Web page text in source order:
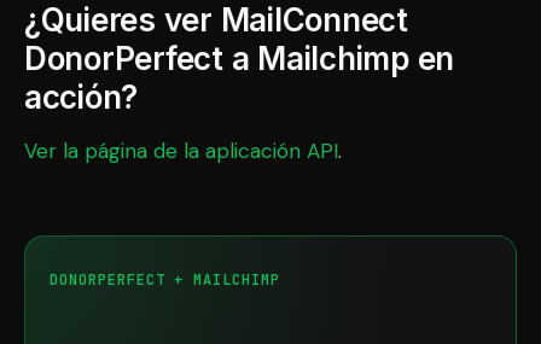
¿Quieres ver MailConnect
DonorPerfect a Mailchimp en
acción?
Ver la página de la aplicación API.
DONORPERFECT + MAILCHIMP